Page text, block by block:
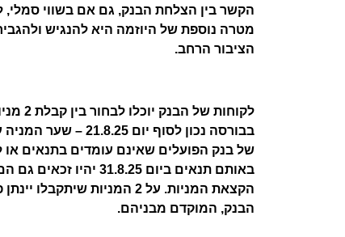
הקשר בין הצלחת הבנק, גם אם בשווי סמלי,
מטרה נוספת של היוזמה היא להנגיש
הציבור הרחב.
של בנק הפועלים שאינם עומדים בתנאים או
באותם תנאים ביום
הבנק, המוקדם מבניהם.